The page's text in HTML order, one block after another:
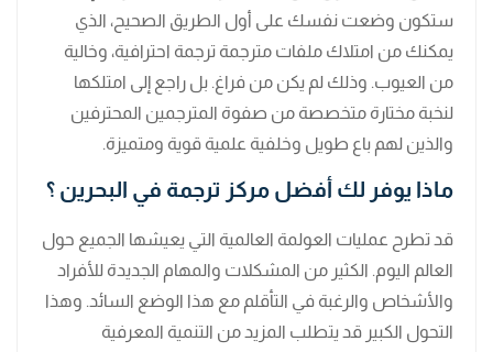
ستكون وضعت نفسك على أول الطريق الصحيح، الذي
يمكنك من امتلاك ملفات مترجمة ترجمة احترافية، وخالية
من العيوب. وذلك لم يكن من فراغ. بل راجع إلى امتلكها
لنخبة مختارة متخصصة من صفوة المترجمين المحترفين
والذين لهم باع طويل وخلفية علمية قوية ومتميزة.
ماذا يوفر لك أفضل مركز ترجمة في البحرين ؟
قد تطرح عمليات العولمة العالمية التي يعيشها الجميع حول
العالم اليوم. الكثير من المشكلات والمهام الجديدة للأفراد
والأشخاص والرغبة في التأقلم مع هذا الوضع السائد. وهذا
التحول الكبير قد يتطلب المزيد من التنمية المعرفية